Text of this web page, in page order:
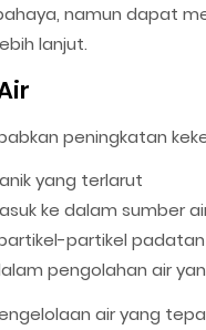
namun dapat
lanjut.
peningkatan
yang terlarut
ke dalam sumber
partikel padatan
pengolahan air
air yang